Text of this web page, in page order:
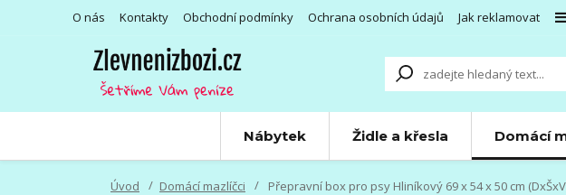
O nás Kontakty Obchodní podmínky Ochrana osobních údajů Jak reklamovat
Nábytek Židle a křesla Domácí
Úvod Domácí mazlíčci Přepravní box pro psy Hliníkový 69 x 54 x 50 cm